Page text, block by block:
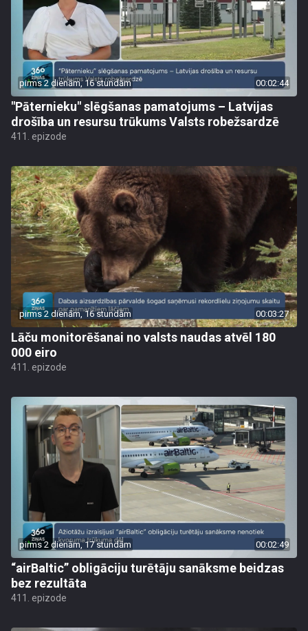
pirms 2 dienām, 16 stundām 00:02:44
"Pāternieku" slēgšanas pamatojums – Latvijas
drošība un resursu trūkums Valsts robežsardzē
411. epizode
pirms 2 dienām, 16 stundām 00:03:27
Lāču monitorēšanai no valsts naudas atvēl 180
000 eiro
411. epizode
pirms 2 dienām, 17 stundām 00:02:49
“airBaltic” obligāciju turētāju sanāksme beidzas
bez rezultāta
411. epizode